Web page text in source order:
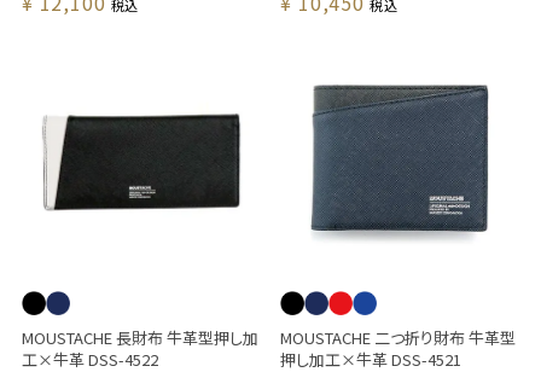
税込 税込
MOUSTACHE 長財布 牛革型押し加
工×牛革 DSS-4522
MOUSTACHE 二つ折り財布 牛革型
押し加工×牛革 DSS-4521